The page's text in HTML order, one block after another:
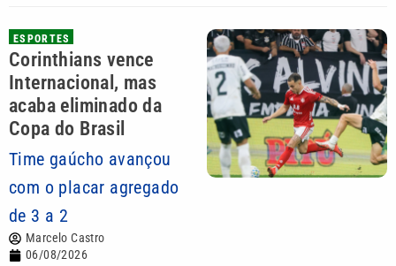
ESPORTES
Corinthians vence
Internacional, mas
acaba eliminado da
Copa do Brasil
Time gaúcho avançou
com o placar agregado
de 3 a 2
Marcelo Castro
06/08/2026